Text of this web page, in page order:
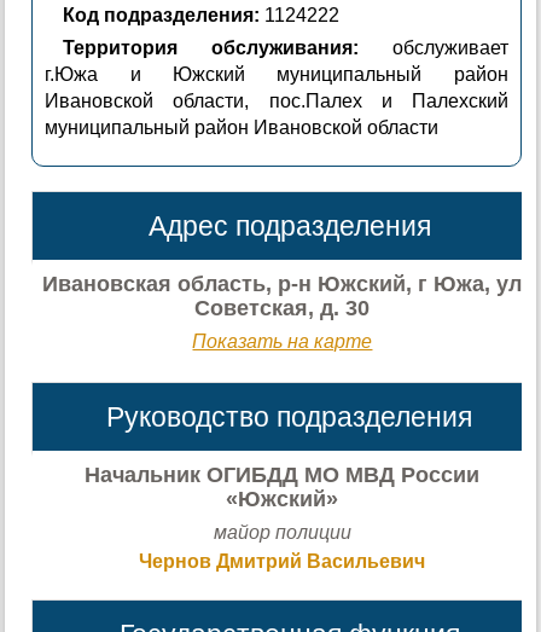
Код подразделения: 1124222
Территория обслуживания: обслуживает
г.Южа и Южский муниципальный район
Ивановской области, пос.Палех и Палехский
муниципальный район Ивановской области
Адрес подразделения
Ивановская область, р-н Южский, г Южа, ул
Советская, д. 30
Показать на карте
Руководство подразделения
Начальник ОГИБДД МО МВД России
«Южский»
майор полиции
Чернов Дмитрий Васильевич